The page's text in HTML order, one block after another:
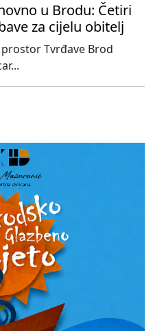
u Brodu: Četiri
za cijelu obitelj
Tvrđave Brod